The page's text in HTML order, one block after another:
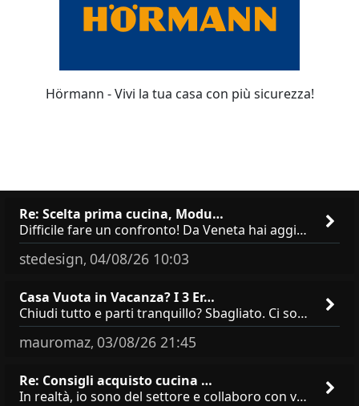
Hörmann - Vivi la tua casa con più sicurezza!
Re: Scelta prima cucina, Modu…
Difficile fare un confronto! Da Veneta hai aggiunto i pensili a tutta altezza e una colonna dispensa da 30, che da soli
stedesign, 04/08/26 10:03
Casa Vuota in Vacanza? I 3 Er…
Chiudi tutto e parti tranquillo? Sbagliato. Ci sono 3 comportamenti che dicono ai ladri &quot;sono via per due settimane
mauromaz, 03/08/26 21:45
Re: Consigli acquisto cucina …
In realtà, io sono del settore e collaboro con vari negozi, ti possono dire che sono tutti brand abbastanza simili come